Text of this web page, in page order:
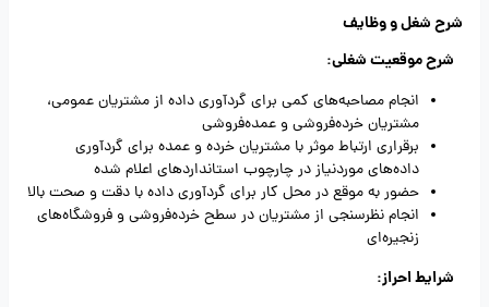
شرح شغل و وظایف
شرح موقعیت شغلی:
انجام مصاحبه‌های کمی برای گردآوری داده از مشتریان عمومی،
مشتریان خرده‌فروشی و عمده‌فروشی
برقراری ارتباط موثر با مشتریان خرده‌ و عمده‌ برای گردآوری
داده‌های موردنیاز در چارچوب استانداردهای اعلام شده
حضور به موقع در محل کار برای گردآوری داده با دقت و صحت بالا
انجام نظرسنجی از مشتریان در سطح خرده‌فروشی و فروشگاه‌های
زنجیره‌ای
شرایط احراز: